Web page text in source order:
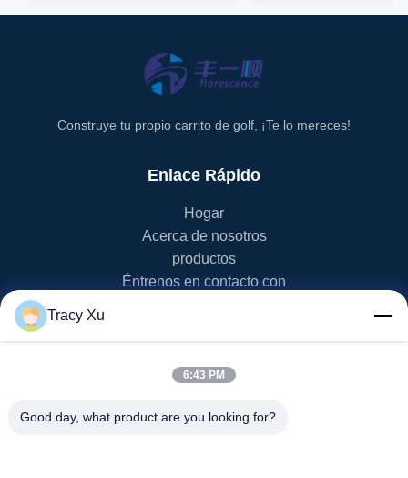
Construye tu propio carrito de golf, ¡Te lo mereces!
Enlace Rápido
Hogar
Acerca de nosotros
productos
Éntrenos en contacto con
Carro de golf de EV
carro de golf del lsv
Tracy Xu
6:43 PM
Good day, what product are you looking for?